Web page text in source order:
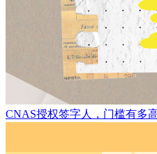
CNAS授权签字人，门槛有多